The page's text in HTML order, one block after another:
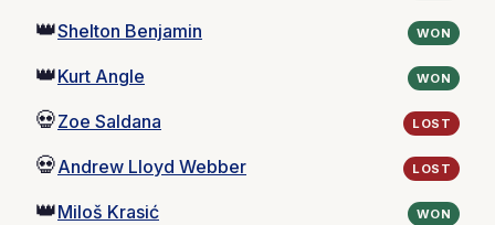
👑Shelton Benjamin WON
👑Kurt Angle WON
💀Zoe Saldana LOST
💀Andrew Lloyd Webber LOST
👑Miloš Krasić WON